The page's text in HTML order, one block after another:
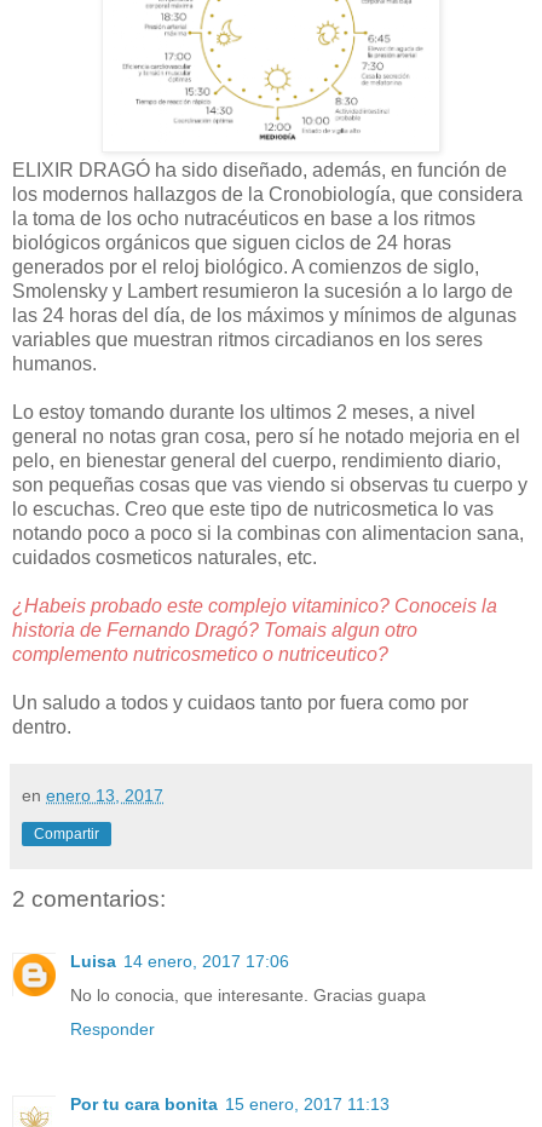
ELIXIR DRAGÓ ha sido diseñado, además, en función de
los modernos hallazgos de la Cronobiología, que considera
la toma de los ocho nutracéuticos en base a los ritmos
biológicos orgánicos que siguen ciclos de 24 horas
generados por el reloj biológico. A comienzos de siglo,
Smolensky y Lambert resumieron la sucesión a lo largo de
las 24 horas del día, de los máximos y mínimos de algunas
variables que muestran ritmos circadianos en los seres
humanos.
Lo estoy tomando durante los ultimos 2 meses, a nivel
general no notas gran cosa, pero sí he notado mejoria en el
pelo, en bienestar general del cuerpo, rendimiento diario,
son pequeñas cosas que vas viendo si observas tu cuerpo y
lo escuchas. Creo que este tipo de nutricosmetica lo vas
notando poco a poco si la combinas con alimentacion sana,
cuidados cosmeticos naturales, etc.
¿Habeis probado este complejo vitaminico? Conoceis la
historia de Fernando Dragó? Tomais algun otro
complemento nutricosmetico o nutriceutico?
Un saludo a todos y cuidaos tanto por fuera como por
dentro.
en enero 13, 2017
Compartir
2 comentarios:
Luisa 14 enero, 2017 17:06
No lo conocia, que interesante. Gracias guapa
Responder
Por tu cara bonita 15 enero, 2017 11:13